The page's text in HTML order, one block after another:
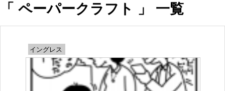
「 ペーパークラフト 」 一覧
イングレス